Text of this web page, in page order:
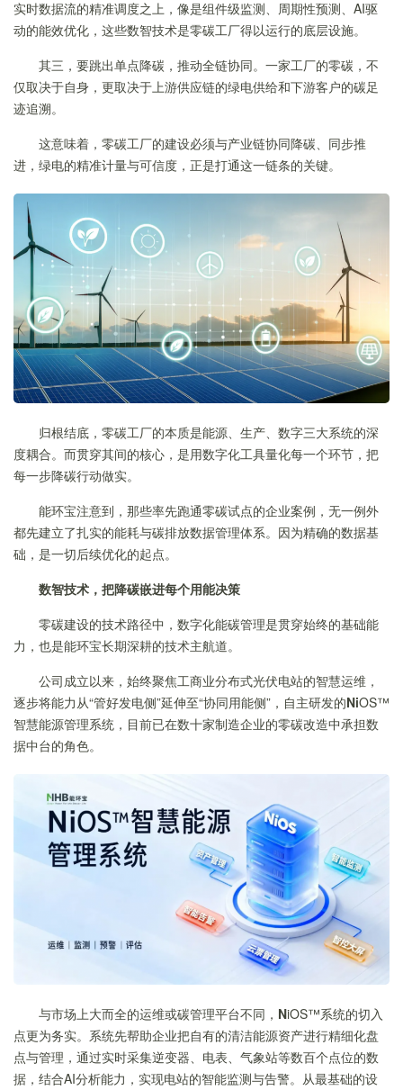
实时数据流的精准调度之上，像是组件级监测、周期性预测、AI驱
动的能效优化，这些数智技术是零碳工厂得以运行的底层设施。
其三，要跳出单点降碳，推动全链协同。一家工厂的零碳，不
仅取决于自身，更取决于上游供应链的绿电供给和下游客户的碳足
迹追溯。
这意味着，零碳工厂的建设必须与产业链协同降碳、同步推
进，绿电的精准计量与可信度，正是打通这一链条的关键。
归根结底，零碳工厂的本质是能源、生产、数字三大系统的深
度耦合。而贯穿其间的核心，是用数字化工具量化每一个环节，把
每一步降碳行动做实。
能环宝注意到，那些率先跑通零碳试点的企业案例，无一例外
都先建立了扎实的能耗与碳排放数据管理体系。因为精确的数据基
础，是一切后续优化的起点。
数智技术，把降碳嵌进每个用能决策
零碳建设的技术路径中，数字化能碳管理是贯穿始终的基础能
力，也是能环宝长期深耕的技术主航道。
公司成立以来，始终聚焦工商业分布式光伏电站的智慧运维，
逐步将能力从“管好发电侧”延伸至“协同用能侧”，自主研发的NiOS™
智慧能源管理系统，目前已在数十家制造企业的零碳改造中承担数
据中台的角色。
与市场上大而全的运维或碳管理平台不同， NiOS™系统的切入
点更为务实。系统先帮助企业把自有的清洁能源资产进行精细化盘
点与管理，通过实时采集逆变器、电表、气象站等数百个点位的数
据，结合AI分析能力，实现电站的智能监测与告警。从最基础的设